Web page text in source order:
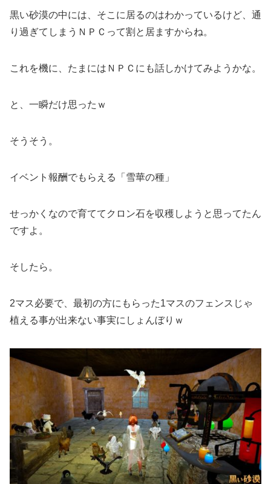
黒い砂漠の中には、そこに居るのはわかっているけど、通
り過ぎてしまうＮＰＣって割と居ますからね。
これを機に、たまにはＮＰＣにも話しかけてみようかな。
と、一瞬だけ思ったｗ
そうそう。
イベント報酬でもらえる「雪華の種」
せっかくなので育ててクロン石を収穫しようと思ってたん
ですよ。
そしたら。
2マス必要で、最初の方にもらった1マスのフェンスじゃ
植える事が出来ない事実にしょんぼりｗ